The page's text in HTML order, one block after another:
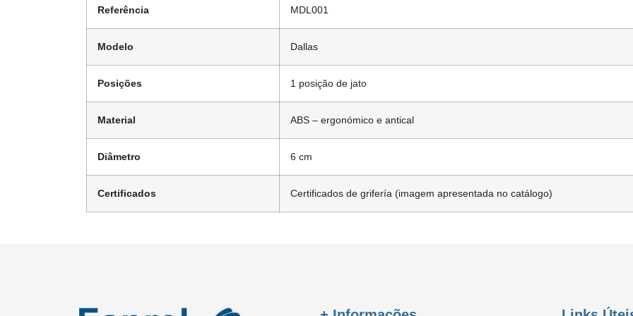
Referência MDL001
Modelo Dallas
Posições 1 posição de jato
Material ABS – ergonómico e antical
Diâmetro 6 cm
Certificados Certificados de grifería (imagem apresentada no catálogo)